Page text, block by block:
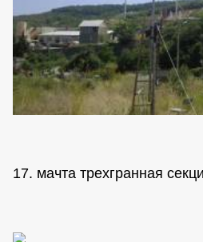
17. мачта трехгранная